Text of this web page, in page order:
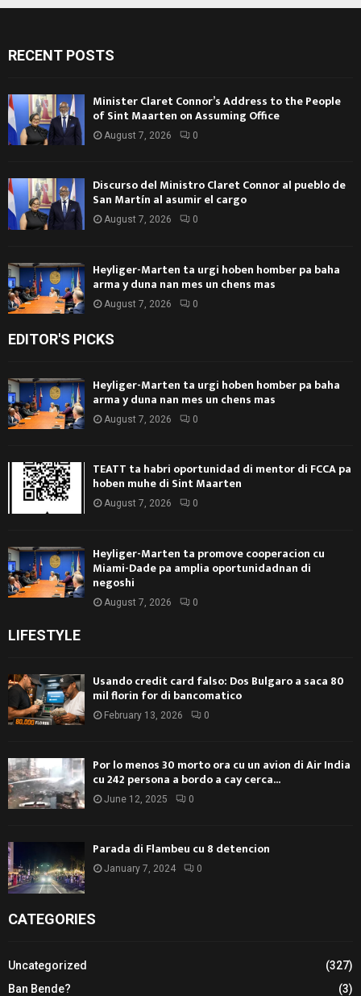
RECENT POSTS
Minister Claret Connor’s Address to the People
of Sint Maarten on Assuming Office
August 7, 2026 0
Discurso del Ministro Claret Connor al pueblo de
San Martín al asumir el cargo
August 7, 2026 0
Heyliger-Marten ta urgi hoben homber pa baha
arma y duna nan mes un chens mas
August 7, 2026 0
EDITOR'S PICKS
Heyliger-Marten ta urgi hoben homber pa baha
arma y duna nan mes un chens mas
August 7, 2026 0
TEATT ta habri oportunidad di mentor di FCCA pa
hoben muhe di Sint Maarten
August 7, 2026 0
Heyliger-Marten ta promove cooperacion cu
Miami-Dade pa amplia oportunidadnan di
negoshi
August 7, 2026 0
LIFESTYLE
Usando credit card falso: Dos Bulgaro a saca 80
mil florin for di bancomatico
February 13, 2026 0
Por lo menos 30 morto ora cu un avion di Air India
cu 242 persona a bordo a cay cerca...
June 12, 2025 0
Parada di Flambeu cu 8 detencion
January 7, 2024 0
CATEGORIES
Uncategorized
(327)
Ban Bende?
(3)